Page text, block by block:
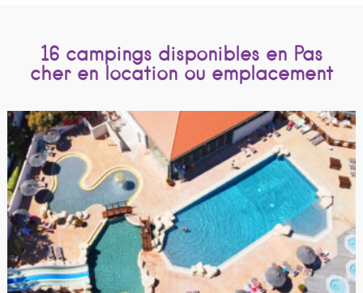
16 campings disponibles en Pas
cher en location ou emplacement